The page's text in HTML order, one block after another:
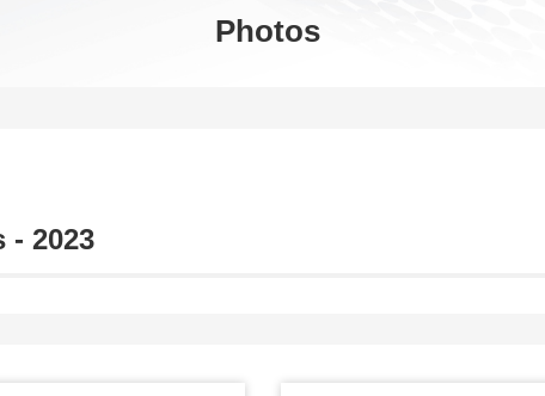
Photos
- 2023